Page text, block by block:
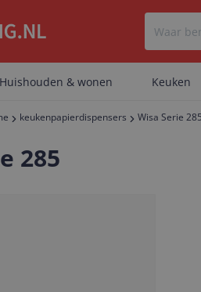
Huishouden & wonen Keuken
keukenpapierdispensers Wisa Serie 285
285